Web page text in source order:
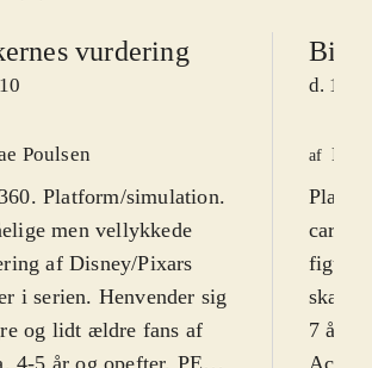
vurdering
Poulsen
Platform/simulation.
men vellykkede
af Disney/Pixars
i serien. Henvender sig
og lidt ældre fans af
d. 16.
af
7 år.